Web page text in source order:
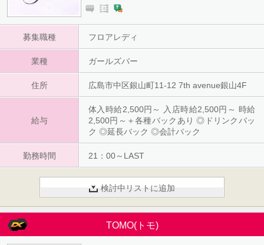
方が幸せでいられるように」ということをモ
見などあれば男性スタッフが柔軟に対応して
いきますので安心です。 また、一緒に働く女
の子も優しく仲が良いのですぐ馴染むことが
できます。
募集職種 フロアレディ
業種 ガールズバー
住所 広島市中区銀山町11-12 7th avenue銀山4F
給与
体入時給2,500円～ 入店時給2,500円～ 時給
2,500円～＋各種バックあり ◎ドリンクバッ
ク ◎延長バック ◎会計バック
勤務時間 21：00～LAST
検討中リストに追加
TOMO(トモ)